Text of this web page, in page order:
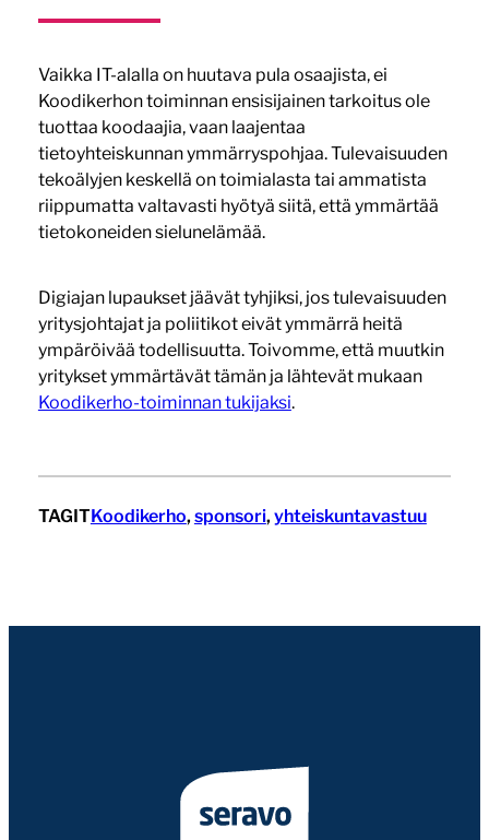
Vaikka IT-alalla on huutava pula osaajista, ei
Koodikerhon toiminnan ensisijainen tarkoitus ole
tuottaa koodaajia, vaan laajentaa
tietoyhteiskunnan ymmärryspohjaa. Tulevaisuuden
tekoälyjen keskellä on toimialasta tai ammatista
riippumatta valtavasti hyötyä siitä, että ymmärtää
tietokoneiden sielunelämää.
Digiajan lupaukset jäävät tyhjiksi, jos tulevaisuuden
yritysjohtajat ja poliitikot eivät ymmärrä heitä
ympäröivää todellisuutta. Toivomme, että muutkin
yritykset ymmärtävät tämän ja lähtevät mukaan
Koodikerho-toiminnan tukijaksi.
TAGITKoodikerho, sponsori, yhteiskuntavastuu